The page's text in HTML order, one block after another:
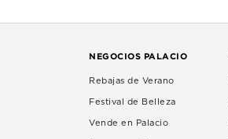
NEGOCIOS PALACIO
Rebajas de Verano
Festival de Belleza
Vende en Palacio